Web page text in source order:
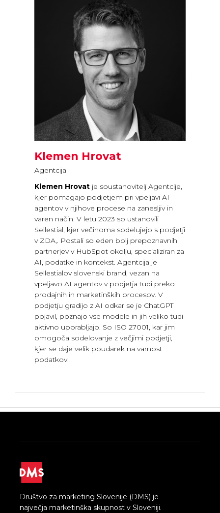
Klemen Hrovat
Agentcija
Klemen Hrovat je soustanovitelj Agentcije,
kjer pomagajo podjetjem pri vpeljavi AI
agentov v njihove procese na zanesljiv in
varen način. V letu 2023 so ustanovili
Sellestial, kjer večinoma sodelujejo s podjetji
v ZDA,. Postali so eden bolj prepoznavnih
partnerjev v HubSpot okolju, specializiran za
AI, podatke in kontekst. Agentcija je
Sellestialov slovenski brand, vezan na
vpeljavo AI agentov v podjetja tudi preko
prodajnih in marketinških procesov. V
podjetju gradijo z AI odkar se je ChatGPT
pojavil, poznajo vse modele in jih veliko tudi
aktivno uporabljajo. So ISO 27001, kar jim
omogoča sodelovanje z večjimi podjetji,
kjer se daje velik poudarek na varnost
podatkov.
Društvo za marketing Slovenije (DMS) je
največja marketinška skupnost v Sloveniji.